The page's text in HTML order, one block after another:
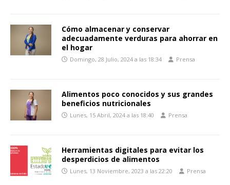
Cómo almacenar y conservar
adecuadamente verduras para ahorrar en
el hogar
Domingo, 28 Julio, 2024 a las 18:34 Prensa
Alimentos poco conocidos y sus grandes
beneficios nutricionales
Lunes, 15 Abril, 2024 a las 18:40 Prensa
Herramientas digitales para evitar los
desperdicios de alimentos
Lunes, 13 Noviembre, 2023 a las 22:20 Prensa